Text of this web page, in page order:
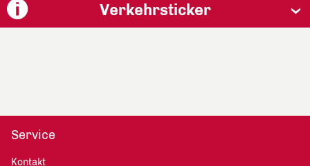
Verkehrsticker
Service
Kontakt